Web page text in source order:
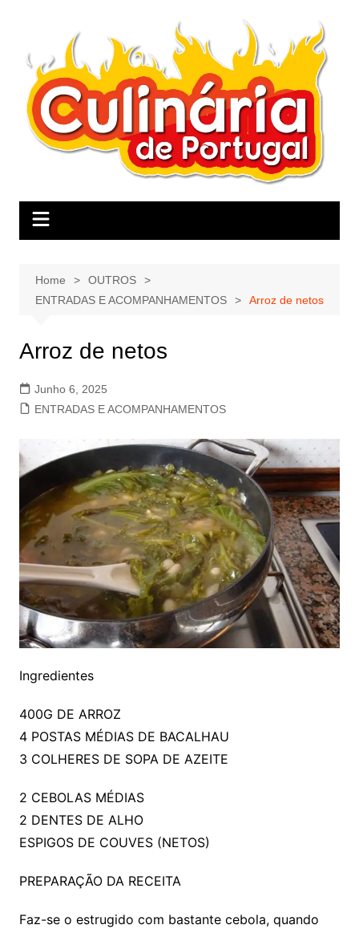
Home
OUTROS
ENTRADAS E ACOMPANHAMENTOS
Arroz de netos
Arroz de netos
Junho 6, 2025
ENTRADAS E ACOMPANHAMENTOS
Ingredientes
400G DE ARROZ
4 POSTAS MÉDIAS DE BACALHAU
3 COLHERES DE SOPA DE AZEITE
2 CEBOLAS MÉDIAS
2 DENTES DE ALHO
ESPIGOS DE COUVES (NETOS)
PREPARAÇÃO DA RECEITA
Faz-se o estrugido com bastante cebola, quando